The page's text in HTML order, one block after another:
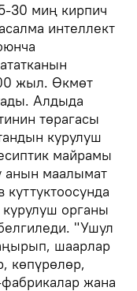
30 миң кирпич
интеллект
жыл. Өкмөт
Алдыда
төрагасы
курулуш
майрамы
анын маалымат
органы
"Ушул
шаарлар
көпүрөлөр,
жана